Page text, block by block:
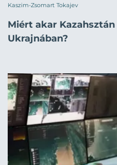
Kaszim-Zsomart Tokajev
Miért akar
Ukrajnában?